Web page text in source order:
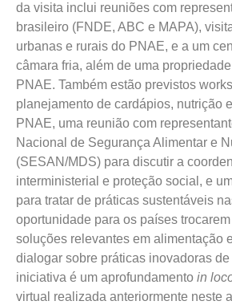
da visita inclui reuniões com
brasileiro (FNDE, ABC e MAPA),
urbanas e rurais do PNAE, e a um
câmara fria, além de uma
PNAE. Também estão previstos
planejamento de cardápios, nutrição
PNAE, uma reunião com
Nacional de Segurança Alimentar e
(SESAN/MDS) para discutir a
interministerial e proteção social, e
para tratar de práticas sustentáveis
oportunidade para os países
soluções relevantes em alimentação
dialogar sobre práticas inovadoras de
iniciativa é um aprofundamento in
virtual realizada anteriormente neste